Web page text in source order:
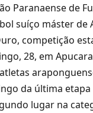
Paranaense de
suíço máster
competição
28, em
da última etapa
lugar na